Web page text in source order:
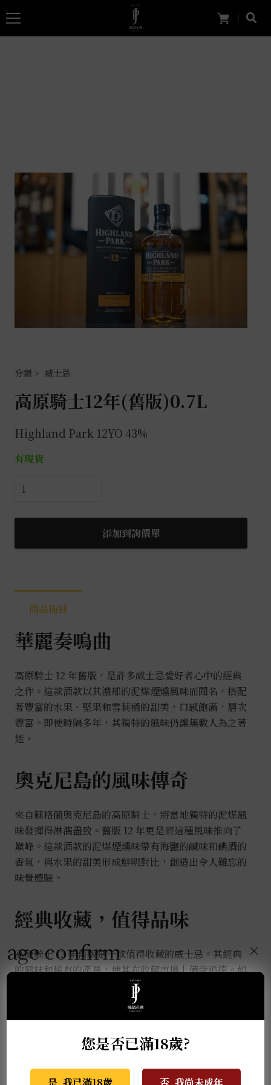
威士忌
高原騎士12年(舊版)0.7L
Highland Park 12YO 43%
有現貨
高
騎
12
版)0.7L
添加到詢價單
商品描述
華麗奏鳴曲
高原騎士 12 年舊版，是許多威士忌愛好者心中的經典
之作。這款酒款以其濃郁的泥煤煙燻風味而聞名，搭配
著豐富的水果、堅果和雪莉桶的甜美，口感飽滿，層次
豐富。即使時隔多年，其獨特的風味仍讓無數人為之著
迷。
奧克尼島的風味傳奇
來自蘇格蘭奧克尼島的高原騎士，將當地獨特的泥煤風
味發揮得淋漓盡致。舊版 12 年更是將這種風味推向了
巔峰。這款酒款的泥煤煙燻味帶有海鹽的鹹味和碘酒的
香氣，與水果的甜美形成鮮明對比，創造出令人難忘的
味覺體驗。
經典收藏，值得品味
高原騎士 12 年舊版是一款值得收藏的威士忌。其經典
的風味和稀有的產量，使其在收藏市場上備受追捧。如
果您是威士忌愛好者，不妨嘗試這款經典之作，感受一
下來自奧克尼島的風味傳奇。
age confirm
您是否已滿18歲?
是, 我已滿18歲 否, 我尚未成年
×